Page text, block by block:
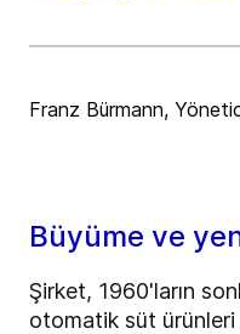
Franz Bürmann,
Büyüme ve
Şirket, 1960'ların
otomatik süt ürünleri